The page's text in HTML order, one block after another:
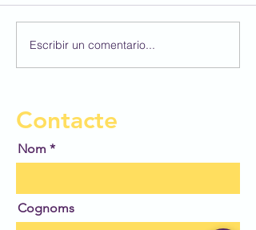
Escribir un comentario...
Contacte
Nom
Cognoms